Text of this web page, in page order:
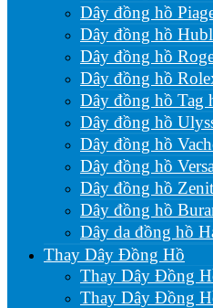
Dây đồng hồ
Dây đồng hồ
Dây đồng hồ
Dây đồng hồ
Dây đồng hồ Tag
Dây đồng hồ
Dây đồng hồ
Dây đồng hồ
Dây đồng hồ
Dây đồng hồ
Dây da đồng hồ
Thay Dây Đồng Hồ
Thay Dây Đồng
Thay Dây Đồng